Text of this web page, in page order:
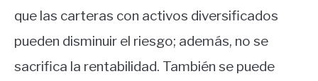
que las carteras con activos diversificados
pueden disminuir el riesgo; además, no se
sacrifica la rentabilidad. También se puede